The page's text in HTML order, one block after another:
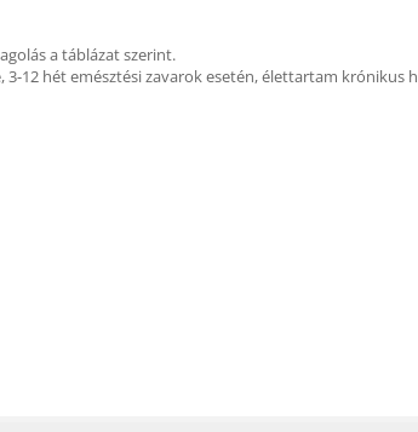
a táblázat szerint.
12 hét emésztési zavarok esetén, élettartam krónikus